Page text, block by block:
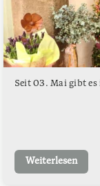
Seit 03. Mai gibt es
Weiterlesen